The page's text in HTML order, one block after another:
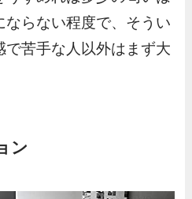
ならない程度で、そうい
で苦手な人以外はまず大
ン